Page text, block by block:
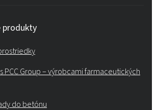
produkty
PCC Group – výrobcami farmaceutických
do betónu